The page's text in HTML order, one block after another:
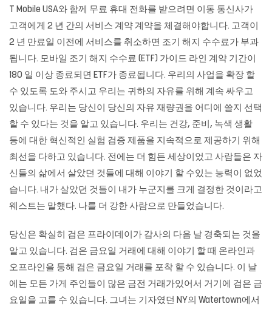
T Mobile USA와 함께 무료 휴대 전화를 받으려면 이동 통신사가
고객에게 2 년 간의 서비스 계약 계약을 체결해야합니다. 고객이
2 년 만료일 이전에 서비스를 취소하면 조기 해지 수수료가 부과
됩니다. 모바일 조기 해지 수수료 (ETF) 가이드 라인 계약 기간이
180 일 이상 종료되면 ETF가 종료됩니다. 우리의 사업을 확장 할
수 있도록 도와 주시고 우리는 귀하의 자유를 위해 계속 싸우고
있습니다. 우리는 당신이 당신의 자유 재량권을 어디에 쓸지 선택
할 수 있다는 것을 알고 있습니다. 우리는 건강, 준비, 녹색 생활
등에 대한 혁신적인 실험 검증 제품을 지속적으로 제공하기 위해
최선을 다하고 있습니다. 전에는 더 힘든 세상이었고 사람들은 자
신들의 삶에서 살았던 것들에 대해 이야기 할 수있는 능력이 없었
습니다. 내가 살았던 것들이 내가 누군지를 크게 결정한 것이라고
웨스트는 말했다. 나를 더 강한 사람으로 만들었습니다.
당신은 확실히 검은 프라이데이가 감사의 다음 날 경축되는 것을
알고 있습니다. 검은 금요일 거래에 대해 이야기 할 때 온라인과
오프라인을 통해 검은 금요일 거래를 포착 할 수 있습니다. 이 날
에는 모든 가게 주인들이 많은 금전 거래가있어서 거기에 검은 금
요일을 고를 수 있습니다. 그녀는 기자였던 NY의 Watertown에서